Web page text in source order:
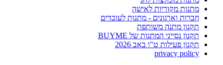
מתנות מקוריות לאישה
חברות וארגונים - מתנות לעובדים
תקנון מתנה משותפת
תקנון נסייני המתנות של BUYME
תקנון פעילות ט"ו באב 2026
privacy policy